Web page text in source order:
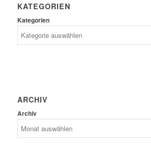
KATEGORIEN
Kategorien
ARCHIV
Archiv